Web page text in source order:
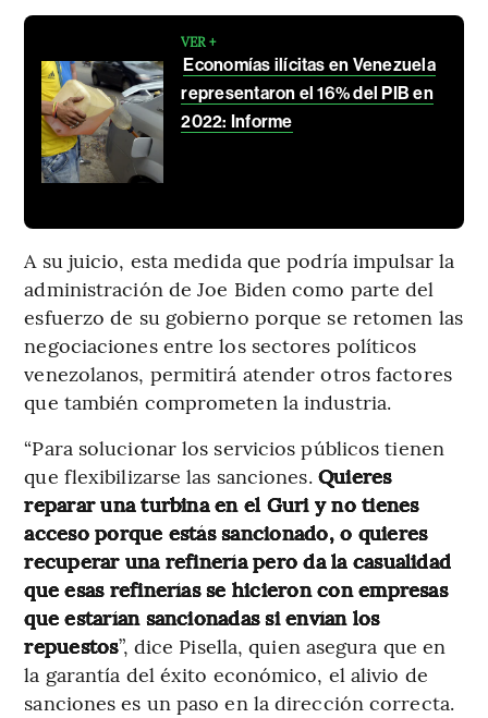
VER +
Economías ilícitas en Venezuela
representaron el 16% del PIB en
2022: Informe
A su juicio, esta medida que podría impulsar la
administración de Joe Biden como parte del
esfuerzo de su gobierno porque se retomen las
negociaciones entre los sectores políticos
venezolanos, permitirá atender otros factores
que también comprometen la industria.
“Para solucionar los servicios públicos tienen
que flexibilizarse las sanciones. Quieres
reparar una turbina en el Guri y no tienes
acceso porque estás sancionado, o quieres
recuperar una refinería pero da la casualidad
que esas refinerías se hicieron con empresas
que estarían sancionadas si envían los
repuestos”, dice Pisella, quien asegura que en
la garantía del éxito económico, el alivio de
sanciones es un paso en la dirección correcta.